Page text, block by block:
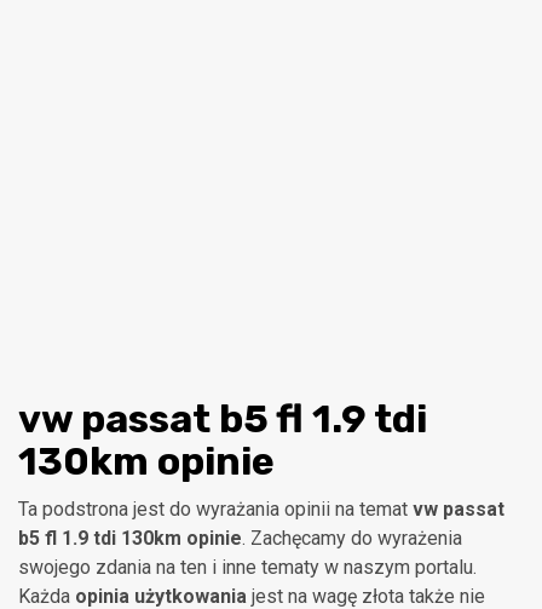
vw passat b5 fl 1.9 tdi
130km opinie
Ta podstrona jest do wyrażania opinii na temat vw passat
b5 fl 1.9 tdi 130km opinie. Zachęcamy do wyrażenia
swojego zdania na ten i inne tematy w naszym portalu.
Każda opinia użytkowania jest na wagę złota także nie